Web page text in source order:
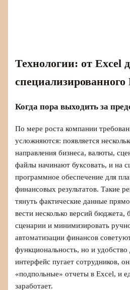
Технологии: от Excel
Когда пора выходить за
По мере роста компании
усложняются: появляется
направления бизнеса, валюты,
файлы начинают буксовать, и на
программное обеспечение для
финансовых результатов. Такие
тянуть фактические данные
вести несколько версий бюджета,
сценарии и минимизировать
автоматизации финансов
функциональность, но и удобство
интерфейс пугает сотрудников,
«подпольные» отчеты в Excel, и
заработает.